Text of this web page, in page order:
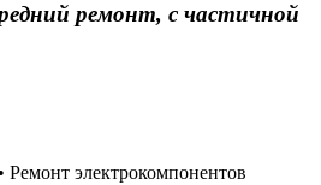
ремонт, с частичной
• Ремонт электрокомпонентов